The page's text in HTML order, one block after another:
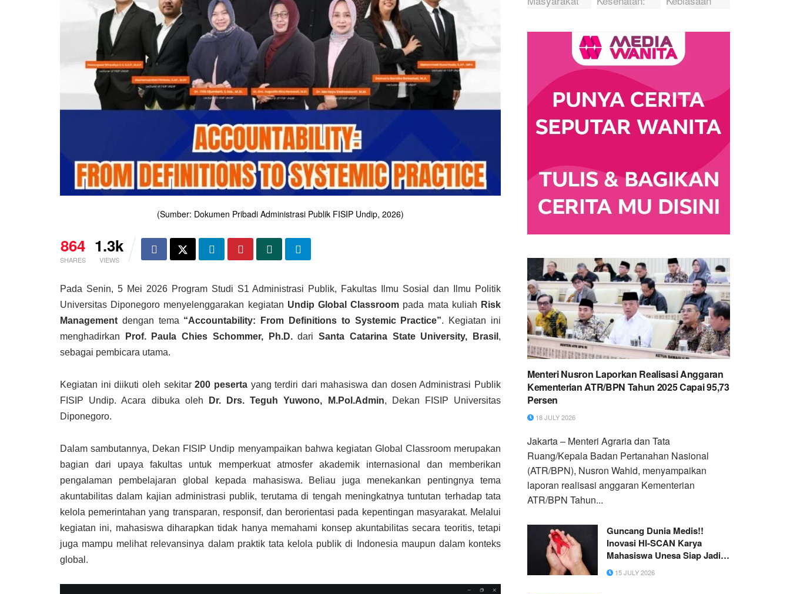
(Sumber: Dokumen Pribadi Administrasi Publik FISIP Undip, 2026)
864
SHARES
1.3k
VIEWS
Pada Senin, 5 Mei 2026 Program Studi S1 Administrasi Publik, Fakultas Ilmu Sosial dan Ilmu Politik
Universitas Diponegoro menyelenggarakan kegiatan Undip Global Classroom pada mata kuliah Risk
Management dengan tema “Accountability: From Definitions to Systemic Practice”.
Kegiatan ini
menghadirkan
Prof. Paula Chies Schommer, Ph.D.dariSanta Catarina State University, Brasil ,
sebagai pembicara utama.
Kegiatan ini diikuti oleh sekitar200 pesertayang terdiri dari mahasiswa dan dosen Administrasi Publik
FISIP Undip. Acara dibuka oleh
Dr. Drs. Teguh Yuwono, M.Pol.Admin, Dekan FISIP Universitas
Diponegoro.
Dalam sambutannya, Dekan FISIP Undip menyampaikan bahwa kegiatan Global Classroom merupakan
bagian dari upaya fakultas untuk memperkuat atmosfer akademik internasional dan memberikan
pengalaman pembelajaran global kepada mahasiswa. Beliau juga menekankan pentingnya tema
akuntabilitas dalam kajian administrasi publik, terutama di tengah meningkatnya tuntutan terhadap tata
kelola pemerintahan yang transparan, responsif, dan berorientasi pada kepentingan masyarakat. Melalui
kegiatan ini, mahasiswa diharapkan tidak hanya memahami konsep akuntabilitas secara teoritis, tetapi
juga mampu melihat relevansinya dalam praktik tata kelola publik di Indonesia maupun dalam konteks
global.
Menteri Nusron Laporkan Realisasi Anggaran
Kementerian ATR/BPN Tahun 2025 Capai 95,73
Persen
18 JULY 2026
Jakarta – Menteri Agraria dan Tata
Ruang/Kepala Badan Pertanahan Nasional
(ATR/BPN), Nusron Wahid, menyampaikan
laporan realisasi anggaran Kementerian
ATR/BPN Tahun...
Guncang Dunia Medis!!
Inovasi HI-SCAN Karya
Mahasiswa Unesa Siap Jadi
Senjata Pamungkas Indonesia
Bebas HIV 2030
15 JULY 2026